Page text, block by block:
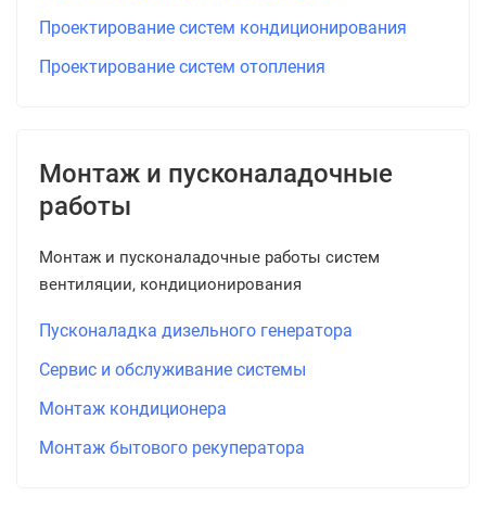
Проектирование систем кондиционирования
Проектирование систем отопления
Монтаж и пусконаладочные
работы
Монтаж и пусконаладочные работы систем
вентиляции, кондиционирования
Пусконаладка дизельного генератора
Сервис и обслуживание системы
Монтаж кондиционера
Монтаж бытового рекуператора